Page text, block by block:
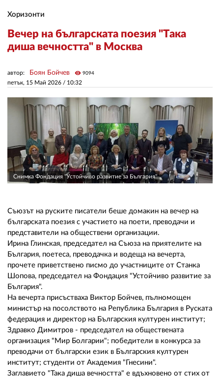
Снимка Фондация "Устойчиво развитие за България"
Хоризонти
Вечер на българската поезия "Така
диша вечността" в Москва
петък, 15 Май 2026 / 10:32
автор: Боян Бойчев visibility 9094
Съюзът на руските писатели беше домакин на вечер на
българската поезия с участието на поети, преводачи и
представители на обществени организации.
Ирина Глинская, председател на Съюза на приятелите на
България, поетеса, преводачка и водеща на вечерта,
прочете приветствено писмо до участниците от Станка
Шопова, председател на Фондация "Устойчиво развитие за
България".
На вечерта присъстваха Виктор Бойчев, пълномощен
министър на посолството на Република България в Руската
федерация и директор на Българския културен институт;
Здравко Димитров - председател на обществената
организация "Мир Болгарии"; победители в конкурса за
преводачи от български език в Българския културен
институт; студенти от Академия "Гнесини".
Заглавието "Така диша вечността" е вдъхновено от стих от
РЕДАКЦИЯ
КОНТАКТИ
РЕКЛАМА
АБОНАМЕНТ
УСЛОВИЯ ЗА ПОЛЗВАНЕ
ПОЛИТИКАТА ЗА
ПОВЕРИТЕЛНОСТ
02 975 20 35